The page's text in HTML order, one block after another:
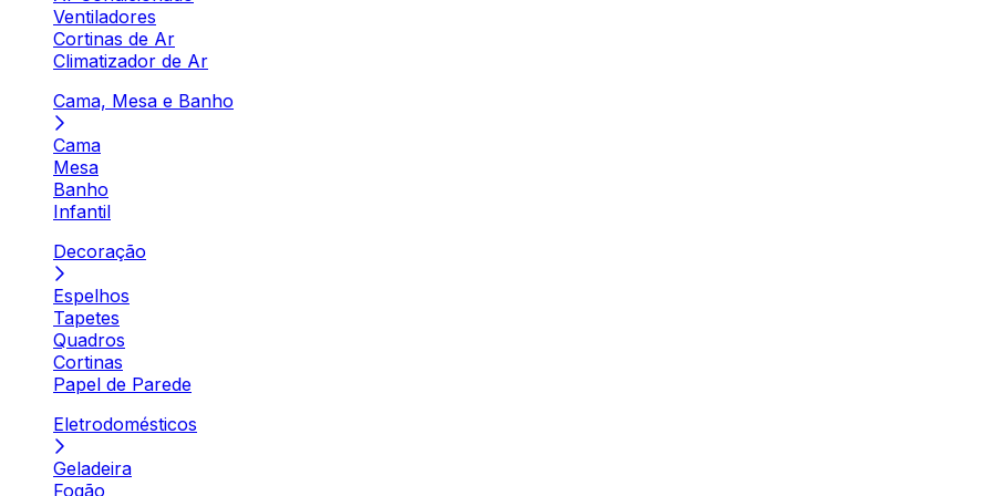
Ventiladores
Cortinas de Ar
Climatizador de Ar
Cama, Mesa e Banho
Cama
Mesa
Banho
Infantil
Decoração
Espelhos
Tapetes
Quadros
Cortinas
Papel de Parede
Eletrodomésticos
Geladeira
Fogão